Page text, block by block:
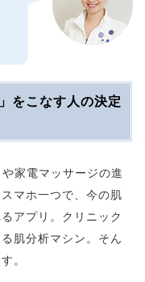
をこなす人の決定
家電マッサージの進
マホ一つで、今の肌
アプリ。クリニック
肌分析マシン。そん
。